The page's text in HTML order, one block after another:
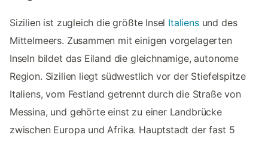
Sizilien ist zugleich die größte Insel Italiensund des
Mittelmeers. Zusammen mit einigen vorgelagerten
Inseln bildet das Eiland die gleichnamige, autonome
Region. Sizilien liegt südwestlich vor der Stiefelspitze
Italiens, vom Festland getrennt durch die Straße von
Messina, und gehörte einst zu einer Landbrücke
zwischen Europa und Afrika. Hauptstadt der fast 5